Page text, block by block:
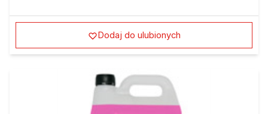
Dodaj do ulubionych